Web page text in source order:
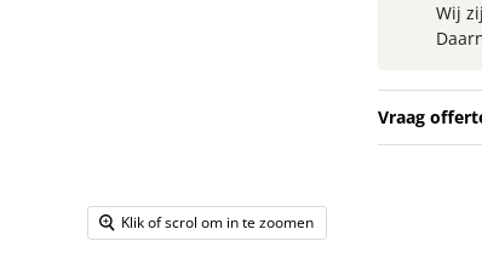
Klik of scrol om in te zoomen
Wij
Vraag